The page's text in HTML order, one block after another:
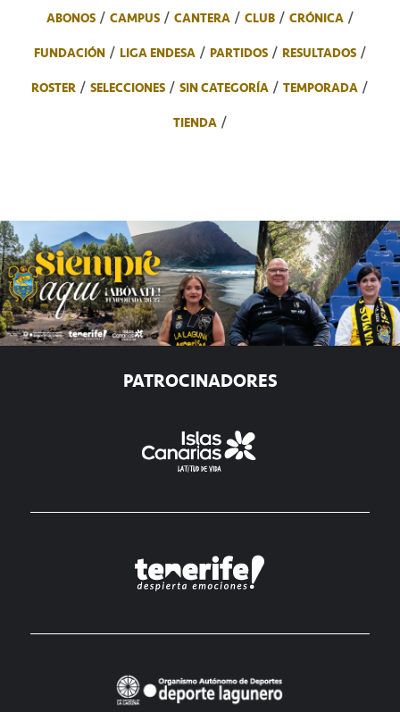
ABONOS CAMPUS CANTERA CLUB
CRÓNICA
FUNDACIÓN
LIGA ENDESA PARTIDOS
RESULTADOS
ROSTER
SELECCIONES SIN CATEGORÍA
TEMPORADA
TIENDA
PATROCINADORES